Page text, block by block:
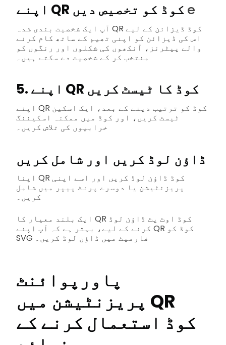
e
آپ ایک شخصیت بندی شدہ QR کوڈ ڈیزائن کے لیے
اس کی ڈیزائن کو اپنی تھیم کے ساتھ کام کرنے
والے پیٹرنز، آنکھوں کی شکلوں اور رنگوں کو
منتخب کر کے شخصیت دے سکتے ہیں۔
5. اپنے QR کوڈ کا ٹیسٹ کریں
اپنے QR کوڈ کو ترتیب دینے کے بعد، ایک اسکین
ٹیسٹ کریں، اور کوڈ میں ممکنہ اسکیننگ
خرابیوں کی تلاش کریں۔
ڈاؤن لوڈ کریں اور شامل کریں
اپنا QR کوڈ ڈاؤن لوڈ کریں اور اسے اپنی
پریزنٹیشن یا دوسرے پرنٹ پیپر میں شامل
کریں۔
ایک بلند معیار کا QR کوڈ اوٹ پٹ ڈاؤن لوڈ
کرنے کے لیے، بہتر ہے کہ آپ اپنے QR کوڈ کو
SVG فارمیٹ میں ڈاؤن لوڈ کریں۔
پاورپوائنٹ
پریزنٹیشن میں QR
کوڈ استعمال کرنے کے